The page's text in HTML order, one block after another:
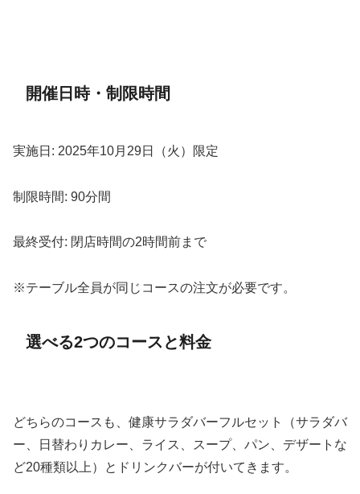
開催日時・制限時間
実施日: 2025年10月29日（火）限定
制限時間: 90分間
最終受付: 閉店時間の2時間前まで
※テーブル全員が同じコースの注文が必要です。
選べる2つのコースと料金
どちらのコースも、健康サラダバーフルセット（サラダバ
ー、日替わりカレー、ライス、スープ、パン、デザートな
ど20種類以上）とドリンクバーが付いてきます。